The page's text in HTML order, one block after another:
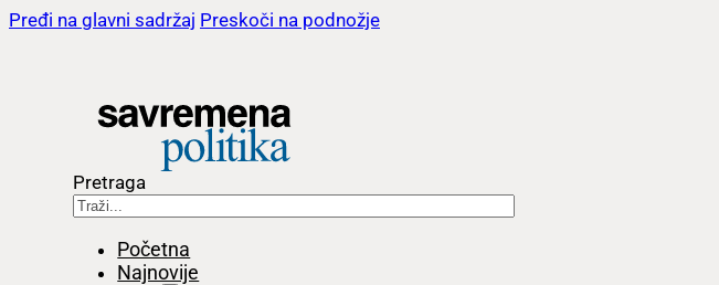
Pređi na glavni sadržaj Preskoči na podnožje
Pretraga
Početna
Najnovije